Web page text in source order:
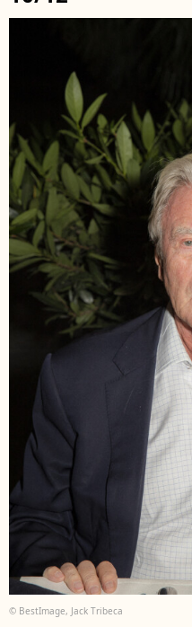
© BestImage, Jack Tribeca